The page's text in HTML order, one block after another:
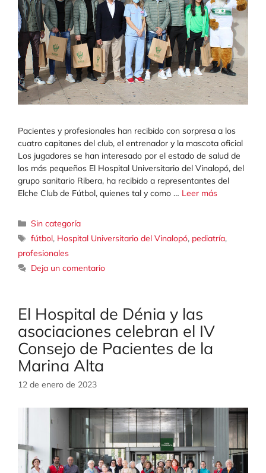
Pacientes y profesionales han recibido con sorpresa a los
cuatro capitanes del club, el entrenador y la mascota oficial
Los jugadores se han interesado por el estado de salud de
los más pequeños El Hospital Universitario del Vinalopó, del
grupo sanitario Ribera, ha recibido a representantes del
Elche Club de Fútbol, quienes tal y como … Leer más
Categorías
Sin categoría
Etiquetas
fútbol, Hospital Universitario del Vinalopó, pediatría,
profesionales
Deja un comentario
El Hospital de Dénia y las
asociaciones celebran el IV
Consejo de Pacientes de la
Marina Alta
12 de enero de 2023